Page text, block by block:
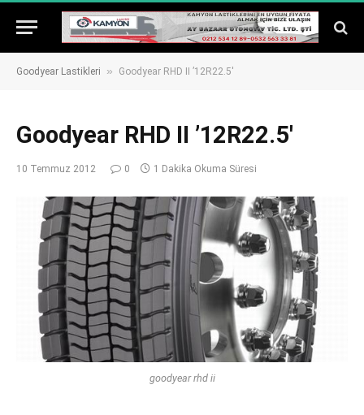
Goodyear Lastikleri » Goodyear RHD II ’12R22.5′
Goodyear RHD II ’12R22.5′
10 Temmuz 2012 0 1 Dakika Okuma Süresi
goodyear rhd ii